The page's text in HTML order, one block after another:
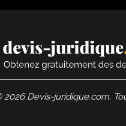
Devis-juridique.com.